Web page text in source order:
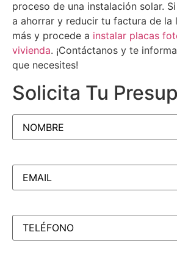
proceso de una instalación solar.
a ahorrar y reducir tu factura de la
más y procede a instalar placas
vivienda. ¡Contáctanos y te
que necesites!
Solicita Tu
NOMBRE(Obligatorio)
EMAIL(Obligatorio)
TELÉFONO(Obligatorio)